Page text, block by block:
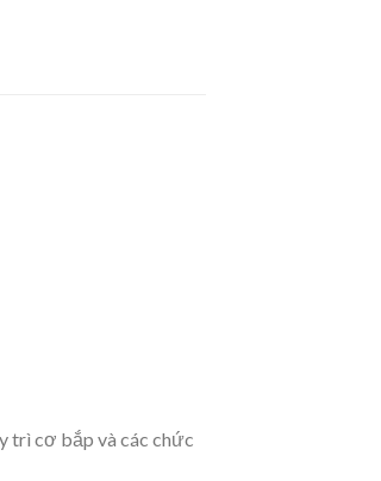
trì cơ bắp và các chức